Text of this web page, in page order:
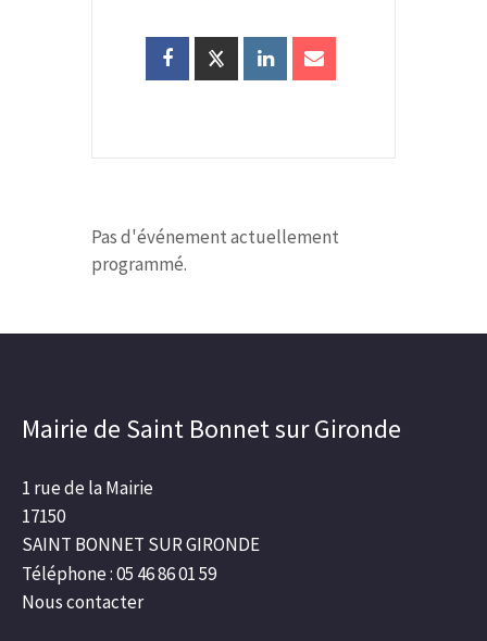
Pas d'événement actuellement
programmé.
Mairie de Saint Bonnet sur Gironde
1 rue de la Mairie
17150
SAINT BONNET SUR GIRONDE
Téléphone : 05 46 86 01 59
Nous contacter